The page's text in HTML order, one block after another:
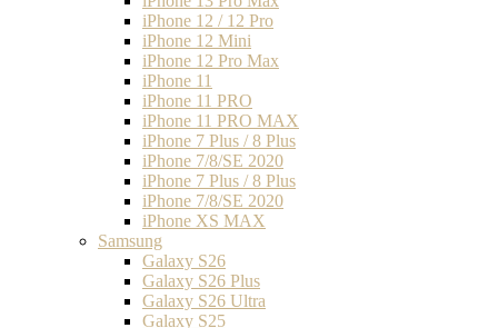
iPhone 12 / 12 Pro
iPhone 12 Mini
iPhone 12 Pro Max
iPhone 11
iPhone 11 PRO
iPhone 11 PRO MAX
iPhone 7 Plus / 8 Plus
iPhone 7/8/SE 2020
iPhone 7 Plus / 8 Plus
iPhone 7/8/SE 2020
iPhone XS MAX
Samsung
Galaxy S26
Galaxy S26 Plus
Galaxy S26 Ultra
Galaxy S25